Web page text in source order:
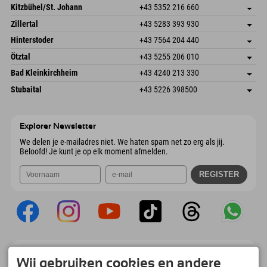
Dorfstr. 127b
6793 Gaschurn/Montafon
Oostenrijk
Adres opslaan
Booking
Kitzbühel/St. Johann +43 5352 216 660
Speckbacherstraße 87
6380 St. Johann in Tirol
Oostenrijk
Adres opslaan
Aankomstinformatie
Booking
Zillertal +43 5283 393 930
Schmiedau 2
Oostenrijk
Adres opslaan
Booking
Hinterstoder +43 7564 204 440
Freizeitpark 10
4573 Hinterstoder
Oostenrijk
Adres opslaan
Aankomstinformatie
Booking
Ötztal +43 5255 206 010
Gscheat 14
Oostenrijk
Adres opslaan
Booking
Bad Kleinkirchheim +43 4240 213 330
Dorfstraße 24
9546 Bad Kleinkirchheim
Adres opslaan
Aankomstinformatie
Stubaital +43 5226 398500
Explorer Newsletter
We delen je e-mailadres niet. We haten spam net zo erg als jij.
Beloofd! Je kunt je op elk moment afmelden.
Wij gebruiken cookies en andere